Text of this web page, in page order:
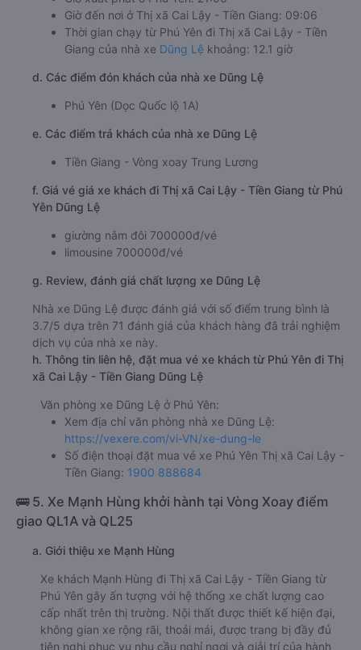
Giờ đến nơi ở Thị xã Cai Lậy - Tiền Giang: 09:06
Thời gian chạy từ Phú Yên đi Thị xã Cai Lậy - Tiền
Giang của nhà xe Dũng Lệ khoảng: 12.1 giờ
d. Các điểm đón khách của nhà xe Dũng Lệ
Phú Yên (Dọc Quốc lộ 1A)
e. Các điểm trả khách của nhà xe Dũng Lệ
Tiền Giang - Vòng xoay Trung Lương
f. Giá vé giá xe khách đi Thị xã Cai Lậy - Tiền Giang từ Phú
Yên Dũng Lệ
giường nằm đôi 700000đ/vé
limousine 700000đ/vé
g. Review, đánh giá chất lượng xe Dũng Lệ
Nhà xe Dũng Lệ được đánh giá với số điểm trung bình là
3.7/5 dựa trên 71 đánh giá của khách hàng đã trải nghiệm
dịch vụ của nhà xe này.
h. Thông tin liên hệ, đặt mua vé xe khách từ Phú Yên đi Thị
xã Cai Lậy - Tiền Giang Dũng Lệ
Văn phòng xe Dũng Lệ ở Phú Yên:
Xem địa chỉ văn phòng nhà xe Dũng Lệ:
https://vexere.com/vi-VN/xe-dung-le
Số điện thoại đặt mua vé xe Phú Yên Thị xã Cai Lậy -
Tiền Giang: 1900 888684
🚌 5. Xe Mạnh Hùng khởi hành tại Vòng Xoay điểm
giao QL1A và QL25
a. Giới thiệu xe Mạnh Hùng
Xe khách Mạnh Hùng đi Thị xã Cai Lậy - Tiền Giang từ
Phú Yên gây ấn tượng với hệ thống xe chất lượng cao
cấp nhất trên thị trường. Nội thất được thiết kế hiện đại,
không gian xe rộng rãi, thoải mái, được trang bị đầy đủ
tiện nghi phục vụ nhu cầu nghỉ ngơi và giải trí của hành